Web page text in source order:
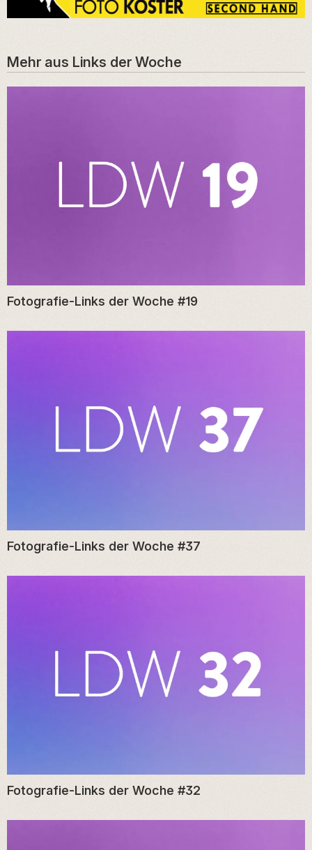
Mehr aus Links der Woche
Fotografie-Links der Woche #19
Fotografie-Links der Woche #37
Fotografie-Links der Woche #32